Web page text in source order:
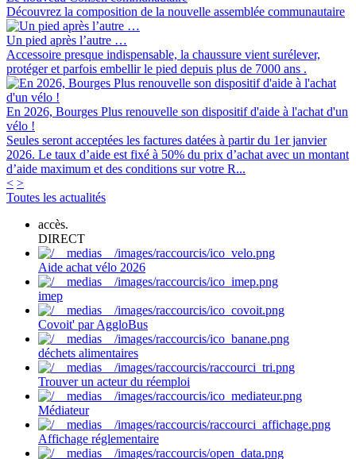
Découvrez la composition de la nouvelle assemblée communautaire
Un pied après l’autre …
Accessoire presque indispensable, la chaussure vient surélever,
protéger et parfois embellir le pied depuis plus de 7000 ans .
En 2026, Bourges Plus renouvelle son dispositif d'aide à l'achat d'un
vélo !
Seules seront acceptées les factures datées à partir du 1er janvier
2026. Le taux d’aide est fixé à 50% du prix d’achat avec un montant
d’aide maximum et des conditions sur votre R...
< >
Toutes les actualités
accès.
DIRECT
Aide achat vélo 2026
imep
Covoit' par AggloBus
déchets alimentaires
Trouver un acteur du réemploi
Médiateur
Affichage réglementaire